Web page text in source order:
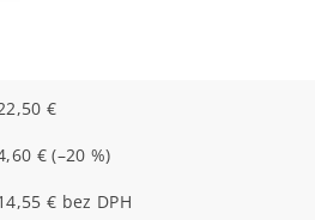
€
€(–20 %)
14,55 € bez DPH